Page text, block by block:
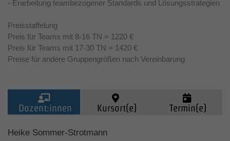
- Erarbeitung teambezogener Standards und Lösungsstrategien
Preisstaffelung
Preis für Teams mit 8-16 TN = 1220 €
Preis für Teams mit 17-30 TN = 1420 €
Preise für andere Gruppengrößen nach Vereinbarung
Dozent:innen Kursort(e) Termin(e)
Kinder (0-6)
Heike Sommer-Strotmann